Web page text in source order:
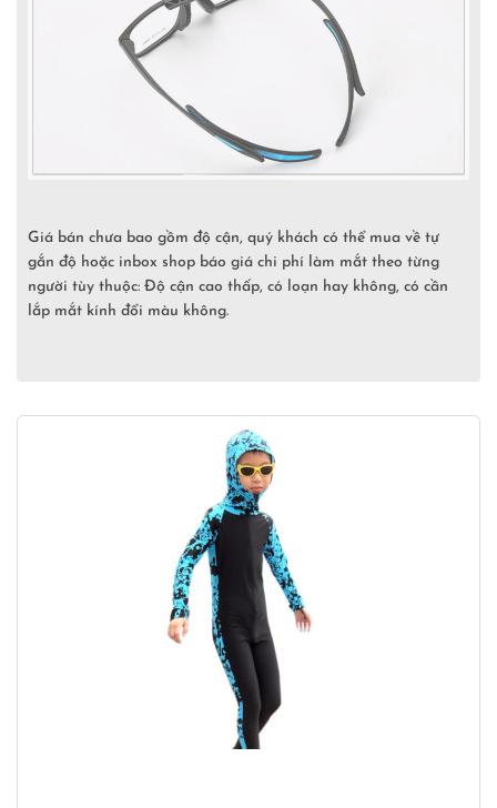
Giá bán chưa bao gồm độ cận, quý khách có thể mua về tự
gắn độ hoặc inbox shop báo giá chi phí làm mắt theo từng
người tùy thuộc: Độ cận cao thấp, có loạn hay không, có cần
lắp mắt kính đổi màu không.